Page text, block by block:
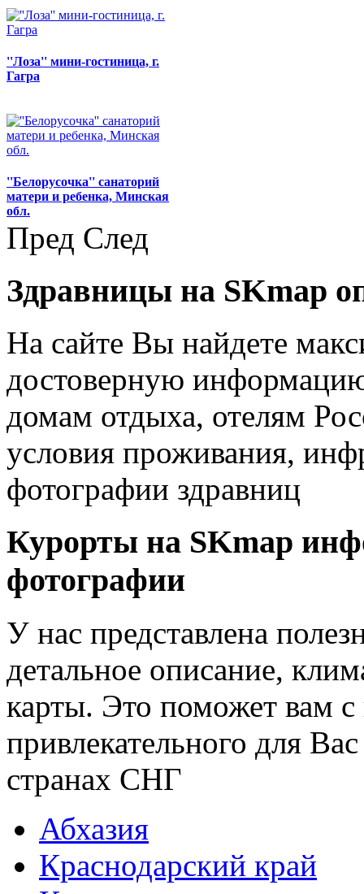
''Лоза'' мини-гостиница, г.
Гагра
''Белорусочка'' санаторий
матери и ребенка, Минская
обл.
Пред След
Здравницы на SKmap
На сайте Вы найдете
достоверную
домам отдыха, отелям
условия проживания,
фотографии здравниц
Курорты на SKmap
фотографии
У нас представлена
детальное описание,
карты. Это поможет вам
привлекательного для
странах СНГ
Абхазия
Краснодарский край